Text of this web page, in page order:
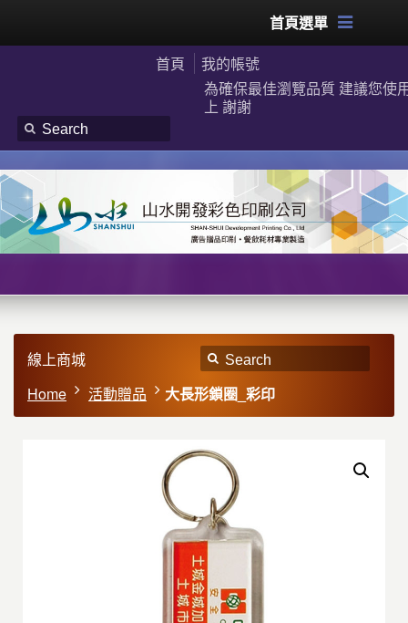
首頁選單
首頁
我的帳號
為確保最佳瀏覽品質 建議您使
上 謝謝
線上商城
Home
活動贈品 大長形鎖圈_彩印